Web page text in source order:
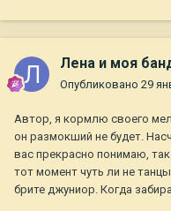
Лена и моя
Опубликовано 29
Автор, я кормлю своего
он размокший не будет.
вас прекрасно понимаю,
тот момент чуть ли не
брите джуниор. Когда